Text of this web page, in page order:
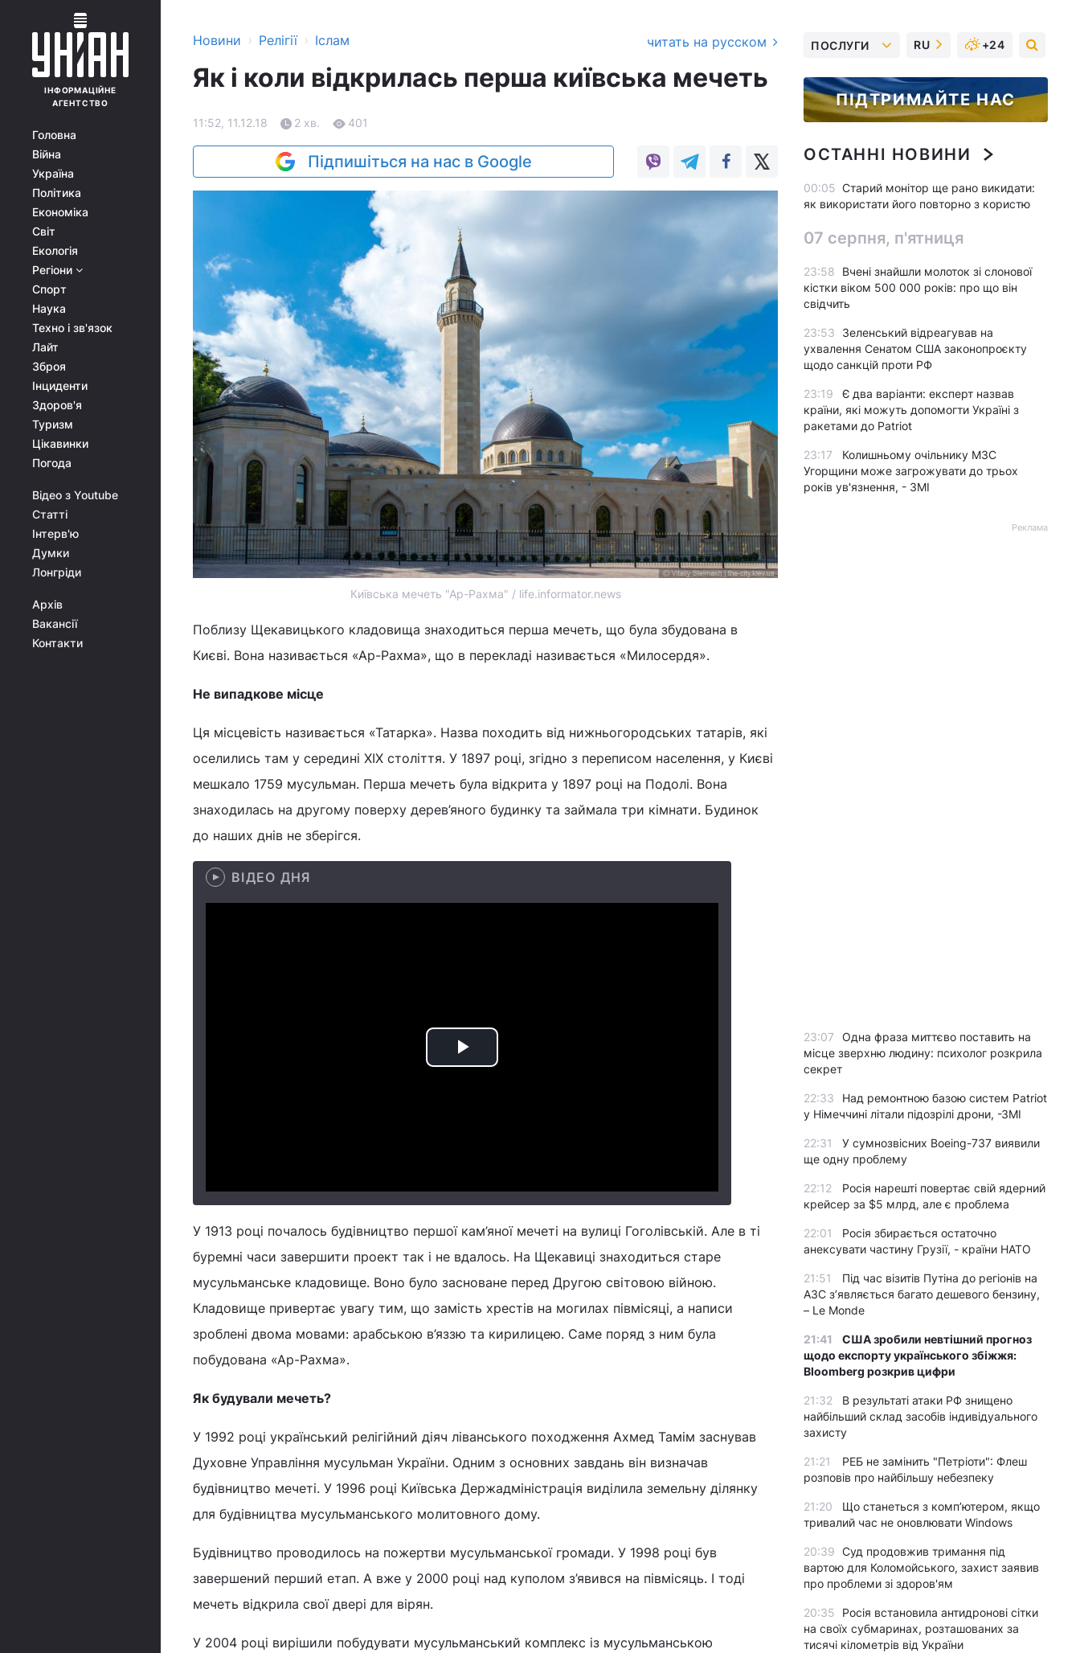
ІНФОРМАЦІЙНЕ
АГЕНТСТВО
Головна
Війна
Україна
Політика
Економіка
Світ
Екологія
Регіони
Спорт
Наука
Техно і зв'язок
Лайт
Зброя
Інциденти
Здоров'я
Туризм
Цікавинки
Погода
Відео з Youtube
Статті
Інтерв'ю
Думки
Лонгріди
Архів
Вакансії
Контакти
Новини › Релігії › Іслам читать на русском
Як і коли відкрилась перша київська мечеть
11:52, 11.12.18 2 хв. 401
Підпишіться на нас в Google
Київська мечеть "Ар-Рахма" / life.informator.news
Поблизу Щекавицького кладовища знаходиться перша мечеть, що була збудована в
Києві. Вона називається «Ар-Рахма», що в перекладі називається «Милосердя».
Не випадкове місце
Ця місцевість називається «Татарка». Назва походить від нижньогородських татарів, які
оселились там у середині XIX століття. У 1897 році, згідно з переписом населення, у Києві
мешкало 1759 мусульман. Перша мечеть була відкрита у 1897 році на Подолі. Вона
знаходилась на другому поверху дерев’яного будинку та займала три кімнати. Будинок
до наших днів не зберігся.
ВІДЕО ДНЯ
Play
У 1913 році почалось будівництво першої кам’яної мечеті на вулиці Гоголівській. Але в ті
буремні часи завершити проект так і не вдалось. На Щекавиці знаходиться старе
мусульманське кладовище. Воно було засноване перед Другою світовою війною.
Кладовище привертає увагу тим, що замість хрестів на могилах півмісяці, а написи
зроблені двома мовами: арабською в’яззю та кирилицею. Саме поряд з ним була
побудована «Ар-Рахма».
Як будували мечеть?
У 1992 році український релігійний діяч ліванського походження Ахмед Тамім заснував
Духовне Управління мусульман України. Одним з основних завдань він визначав
будівництво мечеті. У 1996 році Київська Держадміністрація виділила земельну ділянку
для будівництва мусульманського молитовного дому.
Будівництво проводилось на пожертви мусульманської громади. У 1998 році був
завершений перший етап. А вже у 2000 році над куполом з’явився на півмісяць. І тоді
мечеть відкрила свої двері для вірян.
У 2004 році вирішили побудувати мусульманський комплекс із мусульманською
ПОСЛУГИ RU +24
ПІДТРИМАЙТЕ НАС
ОСТАННІ НОВИНИ
00:05 Старий монітор ще рано викидати:
як використати його повторно з користю
07 серпня, п'ятниця
23:58
Вчені знайшли молоток зі слонової
кістки віком 500 000 років: про що він
свідчить
23:53
Зеленський відреагував на
ухвалення Сенатом США законопроєкту
щодо санкцій проти РФ
23:19
Є два варіанти: експерт назвав
країни, які можуть допомогти Україні з
ракетами до Patriot
23:17
Колишньому очільнику МЗС
Угорщини може загрожувати до трьох
років ув'язнення, - ЗМІ
Реклама
23:07
Одна фраза миттєво поставить на
місце зверхню людину: психолог розкрила
секрет
22:33
Над ремонтною базою систем Patriot
у Німеччині літали підозрілі дрони, -ЗМІ
22:31
У сумнозвісних Boeing-737 виявили
ще одну проблему
22:12
Росія нарешті повертає свій ядерний
крейсер за $5 млрд, але є проблема
22:01
Росія збирається остаточно
анексувати частину Грузії, - країни НАТО
21:51
Під час візитів Путіна до регіонів на
АЗС з’являється багато дешевого бензину,
– Le Monde
21:41
США зробили невтішний прогноз
щодо експорту українського збіжжя:
Bloomberg розкрив цифри
21:32
В результаті атаки РФ знищено
найбільший склад засобів індивідуального
захисту
21:21
РЕБ не замінить "Петріоти": Флеш
розповів про найбільшу небезпеку
21:20
Що станеться з комп’ютером, якщо
тривалий час не оновлювати Windows
20:39 Суд продовжив тримання під
вартою для Коломойського, захист заявив
про проблеми зі здоров'ям
20:35
Росія встановила антидронові сітки
на своїх субмаринах, розташованих за
тисячі кілометрів від України